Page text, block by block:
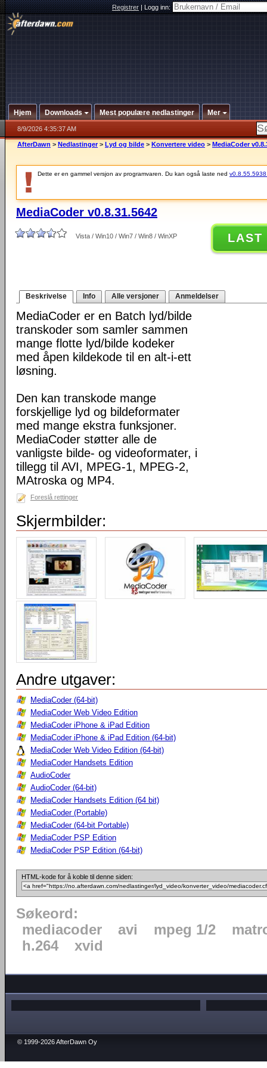
Registrer|Logg inn:
Hjem Downloads Mest populære nedlastinger Mer
8/9/2026 4:35:37 AM
AfterDawn > Nedlastinger > Lyd og bilde > Konvertere video > MediaCoder
Dette er en gammel versjon av programvaren. Du kan også laste ned v0.8.55.5938
MediaCoder v0.8.31.5642
Vista / Win10 / Win7 / Win8 / WinXP LAST
Beskrivelse Info Alle versjoner Anmeldelser
MediaCoder er en Batch lyd/bilde
transkoder som samler sammen
mange flotte lyd/bilde kodeker
med åpen kildekode til en alt-i-ett
løsning.
Den kan transkode mange
forskjellige lyd og bildeformater
med mange ekstra funksjoner.
MediaCoder støtter alle de
vanligste bilde- og videoformater, i
tillegg til AVI, MPEG-1, MPEG-2,
MAtroska og MP4.
Foreslå rettinger
Skjermbilder:
Andre utgaver:
MediaCoder (64-bit)
MediaCoder Web Video Edition
MediaCoder iPhone & iPad Edition
MediaCoder iPhone & iPad Edition (64-bit)
MediaCoder Web Video Edition (64-bit)
MediaCoder Handsets Edition
AudioCoder
AudioCoder (64-bit)
MediaCoder Handsets Edition (64 bit)
MediaCoder (Portable)
MediaCoder (64-bit Portable)
MediaCoder PSP Edition
MediaCoder PSP Edition (64-bit)
HTML-kode for å koble til denne siden:
Søkeord:
mediacoder
avi mpeg 1/2
h.264
xvid
© 1999-2026 AfterDawn Oy